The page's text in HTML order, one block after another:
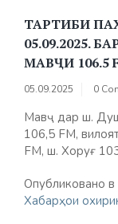
ТАРТИБИ
05.09.2025.
МАВҶИ 106.5
05.09.2025 0
Мавҷ дар ш.
106,5 FM,
FM, ш. Хоруғ
Опубликовано в
Хабарҳои